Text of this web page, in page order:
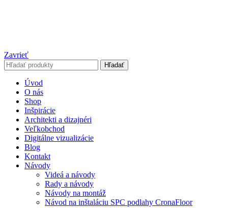
Zavrieť
Hľadať
Úvod
O nás
Shop
Inšpirácie
Architekti a dizajnéri
Veľkobchod
Digitálne vizualizácie
Blog
Kontakt
Návody
Videá a návody
Rady a návody
Návody na montáž
Návod na inštaláciu SPC podlahy CronaFloor